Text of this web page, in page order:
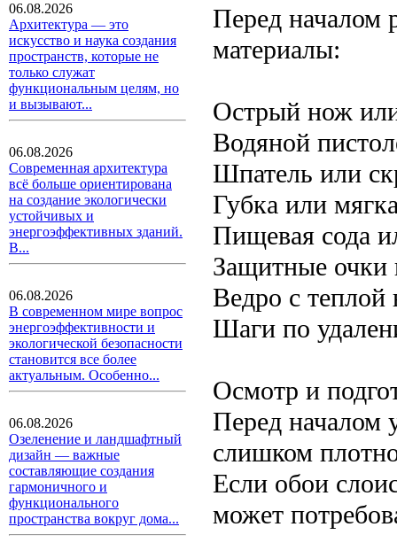
06.08.2026
Архитектура — это
искусство и наука создания
пространств, которые не
только служат
функциональным целям, но
и вызывают...
06.08.2026
Современная архитектура
всё больше ориентирована
на создание экологически
устойчивых и
энергоэффективных зданий.
В...
06.08.2026
В современном мире вопрос
энергоэффективности и
экологической безопасности
становится все более
актуальным. Особенно...
06.08.2026
Озеленение и ландшафтный
дизайн — важные
составляющие создания
гармоничного и
функционального
пространства вокруг дома...
Перед началом
материалы:
Острый нож
Водяной
Шпатель или
Губка или
Пищевая сода
Защитные очки
Ведро с теплой
Шаги по
Осмотр и
Перед началом
слишком
Если обои
может